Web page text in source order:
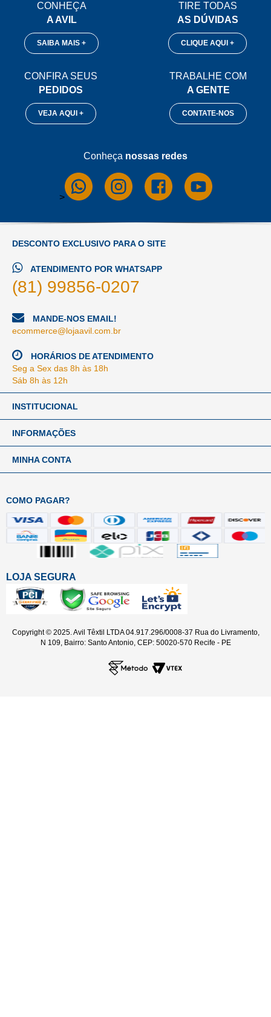
CONHEÇA
A AVIL
SAIBA MAIS +
TIRE TODAS
AS DÚVIDAS
CLIQUE AQUI +
CONFIRA SEUS
PEDIDOS
VEJA AQUI +
TRABALHE COM
A GENTE
CONTATE-NOS
Conheça nossas redes
>
DESCONTO EXCLUSIVO PARA O SITE
ATENDIMENTO POR WHATSAPP
(81) 99856-0207
MANDE-NOS EMAIL!
ecommerce@lojaavil.com.br
HORÁRIOS DE ATENDIMENTO
Seg a Sex das 8h às 18h
Sáb 8h às 12h
INSTITUCIONAL
INFORMAÇÕES
MINHA CONTA
COMO PAGAR?
LOJA SEGURA
Copyright © 2025. Avil Têxtil LTDA 04.917.296/0008-37 Rua do Livramento,
N 109, Bairro: Santo Antonio, CEP: 50020-570 Recife - PE